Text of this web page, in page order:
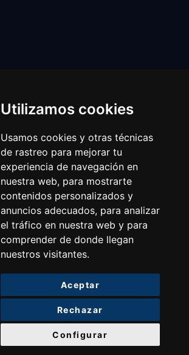
Utilizamos cookies
Usamos cookies y otras técnicas
de rastreo para mejorar tu
experiencia de navegación en
nuestra web, para mostrarte
contenidos personalizados y
anuncios adecuados, para analizar
el tráfico en nuestra web y para
comprender de donde llegan
nuestros visitantes.
Aceptar
Rechazar
Configurar